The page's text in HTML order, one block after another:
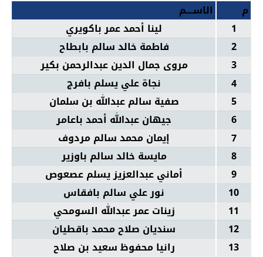
م
الاســــم
1
لينا أحمد عمر باكويري
2
فاطمة خالد سالم بابطاح
3
مروى جمال الدين عبدالرحمن بكير
4
نجاة علي يسلم بافرج
5
صفية سالم عبدالله بن سلمان
6
جيهان عبدالله أحمد باعامر
7
إيمان محمد سالم مردوف
8
مايسة خالد سالم باوزير
9
أماني عبدالعزيز يسلم عصعوص
10
نور علي سالم بافقاس
11
زينات عمر عبدالله السومحي
12
سنديان صلاح محمد باقطيان
13
رانيا محفوظ سعيد بن صلاح